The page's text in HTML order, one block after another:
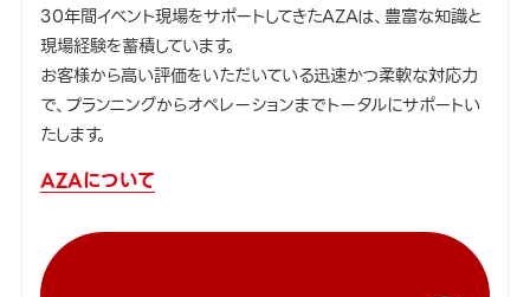
30年間イベント現場をサポートしてきたAZAは、豊富な知識と
現場経験を蓄積しています。
お客様から高い評価をいただいている迅速かつ柔軟な対応力
で、プランニングからオペレーションまでトータルにサポートい
たします。
AZAについて